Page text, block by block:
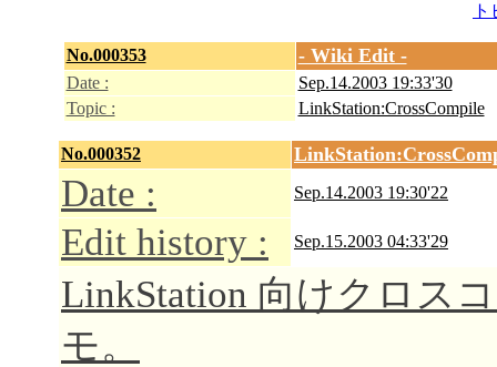
No.000353 - Wiki Edit -
Date :
Sep.14.2003 19:33'30
Topic :
LinkStation:CrossCompile
No.000352
Date : Sep.14.2003 19:30'22
Edit history : Sep.15.2003 04:33'29
LinkStation 向けクロス
モ。